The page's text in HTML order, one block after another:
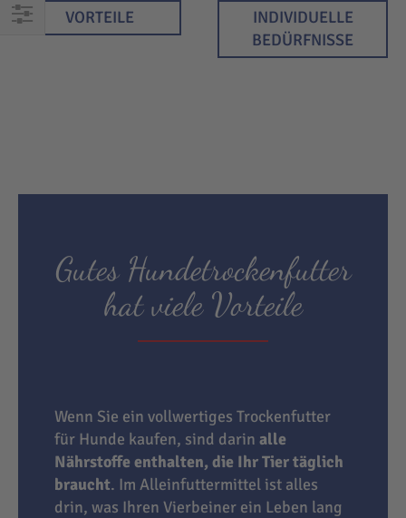
EINKAUFEN
VORTEILE
INDIVIDUELLE
BEDÜRFNISSE
Gutes Hundetrockenfutter
hat viele Vorteile
Wenn Sie ein vollwertiges Trockenfutter
für Hunde kaufen, sind darin alle
Nährstoffe enthalten, die Ihr Tier täglich
braucht. Im Alleinfuttermittel ist alles
drin, was Ihren Vierbeiner ein Leben lang